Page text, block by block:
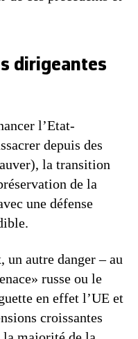
dirigeantes
l’Etat-
depuis des
la transition
de la
une défense
un autre danger – au
russe ou le
en effet l’UE et
croissantes